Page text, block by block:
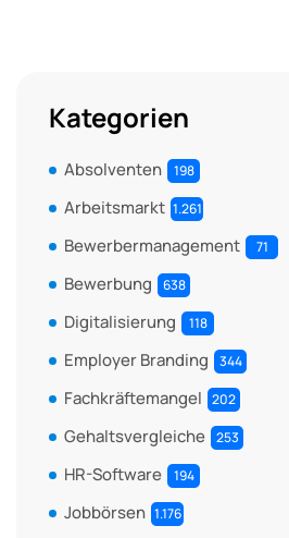
Kategorien
Absolventen 198
Arbeitsmarkt 1.261
Bewerbermanagement 71
Bewerbung 638
Digitalisierung 118
Employer Branding 344
Fachkräftemangel 202
Gehaltsvergleiche 253
HR-Software 194
Jobbörsen 1.176